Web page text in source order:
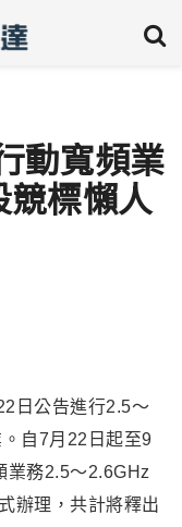
動寬頻業
競標懶人
日公告進行2.5～
自7月22日 起至9
業務2.5～2.6GHz
辦理，共計將釋出